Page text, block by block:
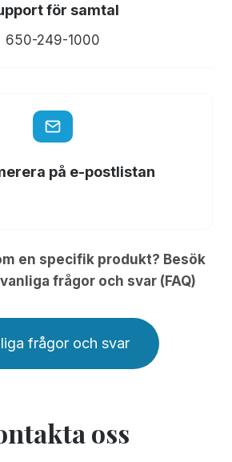
för samtal
650-249-1000
på e-postlistan
en specifik produkt? Besök
frågor och svar (FAQ)
frågor och svar
oss